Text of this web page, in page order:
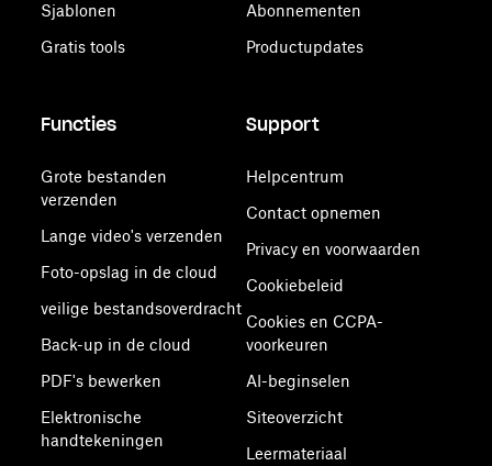
Sjablonen
Gratis tools
Abonnementen
Productupdates
Functies
Grote bestanden
verzenden
Lange video's verzenden
Foto-opslag in de cloud
veilige bestandsoverdracht
Back-up in de cloud
PDF's bewerken
Elektronische
handtekeningen
Support
Helpcentrum
Contact opnemen
Privacy en voorwaarden
Cookiebeleid
Cookies en CCPA-
voorkeuren
AI-beginselen
Siteoverzicht
Leermateriaal